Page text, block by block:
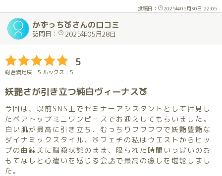
投稿日： 2025年05月30日 22:05
かずっち🍑さんの口コミ
訪問日： 2025年05月28日
5
総合満足度：5 ルックス：5
妖艶さが引き立つ純白ヴィーナス🍑
今回は、以前SNS上でセミナーアシスタントとして拝見し
たベアトップミニワンピースでお迎えしてもらいました。
白い肌が最高に引き立ち、むっちりフワフワで妖艶豊艶な
ダイナミックスタイル、🍑フェチの私はウエストからヒッ
プの曲線美に脳殺状態のまま、限られた時間いっぱいのお
もてなしと心遣いを感じる会話で最高の癒しを堪能しまし
た。